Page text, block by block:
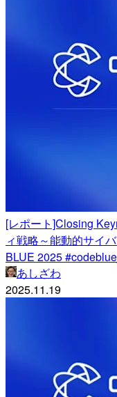
[レポート]Closing
ィ戦略～能動的サイ
BLUE 2025
あしざわ
2025.11.19